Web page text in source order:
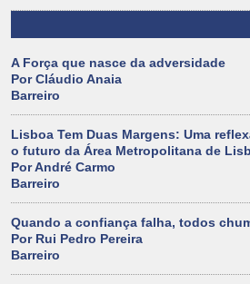
A Força que nasce da adversidade
Por Cláudio Anaia
Barreiro
Lisboa Tem Duas Margens: Uma
o futuro da Área Metropolitana de
Por André Carmo
Barreiro
Quando a confiança falha, todos
Por Rui Pedro Pereira
Barreiro